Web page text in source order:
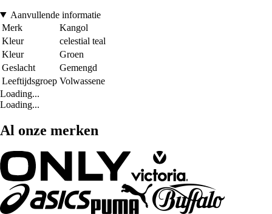
Aanvullende informatie
Merk
Kangol
Kleur
celestial teal
Kleur
Groen
Geslacht
Gemengd
Leeftijdsgroep Volwassene
Loading...
Loading...
Al onze merken